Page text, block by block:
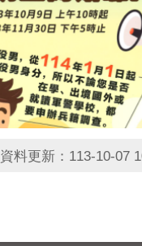
資料更新：113-10-07